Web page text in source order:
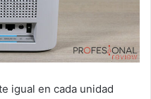
igual en cada unidad